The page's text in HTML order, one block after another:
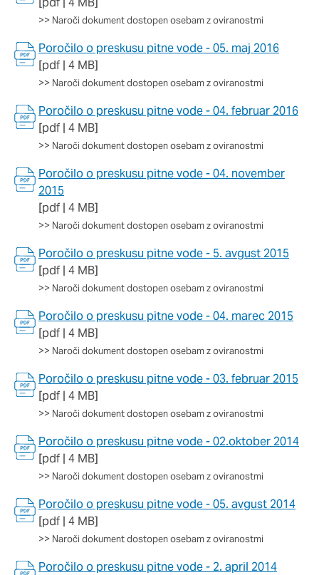
>> Naroči dokument dostopen osebam z oviranostmi
Poročilo o preskusu pitne vode - 05. maj 2016
[pdf | 4 MB]
>> Naroči dokument dostopen osebam z oviranostmi
Poročilo o preskusu pitne vode - 04. februar 2016
[pdf | 4 MB]
>> Naroči dokument dostopen osebam z oviranostmi
Poročilo o preskusu pitne vode - 04. november
2015
[pdf | 4 MB]
>> Naroči dokument dostopen osebam z oviranostmi
Poročilo o preskusu pitne vode - 5. avgust 2015
[pdf | 4 MB]
>> Naroči dokument dostopen osebam z oviranostmi
Poročilo o preskusu pitne vode - 04. marec 2015
[pdf | 4 MB]
>> Naroči dokument dostopen osebam z oviranostmi
Poročilo o preskusu pitne vode - 03. februar 2015
[pdf | 4 MB]
>> Naroči dokument dostopen osebam z oviranostmi
Poročilo o preskusu pitne vode - 02.oktober 2014
[pdf | 4 MB]
>> Naroči dokument dostopen osebam z oviranostmi
Poročilo o preskusu pitne vode - 05. avgust 2014
[pdf | 4 MB]
>> Naroči dokument dostopen osebam z oviranostmi
Poročilo o preskusu pitne vode - 2. april 2014